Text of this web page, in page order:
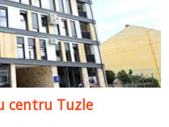
centru Tuzle